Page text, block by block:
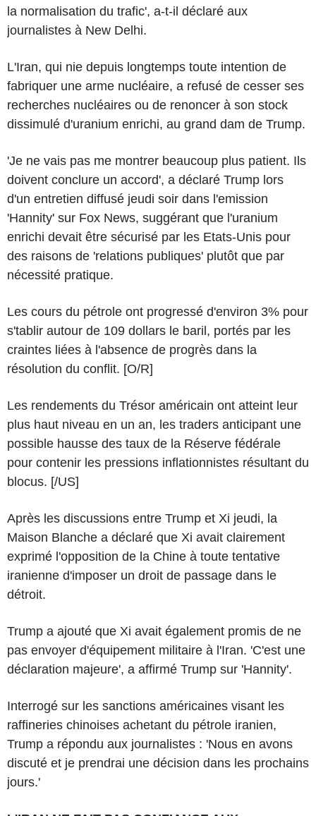
la normalisation du trafic', a-t-il déclaré aux
journalistes à New Delhi.
L'Iran, qui nie depuis longtemps toute intention de
fabriquer une arme nucléaire, a refusé de cesser ses
recherches nucléaires ou de renoncer à son stock
dissimulé d'uranium enrichi, au grand dam de Trump.
'Je ne vais pas me montrer beaucoup plus patient. Ils
doivent conclure un accord', a déclaré Trump lors
d'un entretien diffusé jeudi soir dans l'emission
'Hannity' sur Fox News, suggérant que l'uranium
enrichi devait être sécurisé par les Etats-Unis pour
des raisons de 'relations publiques' plutôt que par
nécessité pratique.
Les cours du pétrole ont progressé d'environ 3% pour
s'tablir autour de 109 dollars le baril, portés par les
craintes liées à l'absence de progrès dans la
résolution du conflit. [O/R]
Les rendements du Trésor américain ont atteint leur
plus haut niveau en un an, les traders anticipant une
possible hausse des taux de la Réserve fédérale
pour contenir les pressions inflationnistes résultant du
blocus. [/US]
Après les discussions entre Trump et Xi jeudi, la
Maison Blanche a déclaré que Xi avait clairement
exprimé l'opposition de la Chine à toute tentative
iranienne d'imposer un droit de passage dans le
détroit.
Trump a ajouté que Xi avait également promis de ne
pas envoyer d'équipement militaire à l'Iran. 'C'est une
déclaration majeure', a affirmé Trump sur 'Hannity'.
Interrogé sur les sanctions américaines visant les
raffineries chinoises achetant du pétrole iranien,
Trump a répondu aux journalistes : 'Nous en avons
discuté et je prendrai une décision dans les prochains
jours.'